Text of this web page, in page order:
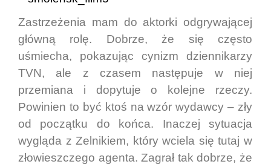
Zastrzeżenia mam do aktorki odgrywającej
główną rolę. Dobrze, że się często
uśmiecha, pokazując cynizm dziennikarzy
TVN, ale z czasem następuje w niej
przemiana i dopytuje o kolejne rzeczy.
Powinien to być ktoś na wzór wydawcy – zły
od początku do końca. Inaczej sytuacja
wygląda z Zelnikiem, który wciela się tutaj w
złowieszczego agenta. Zagrał tak dobrze, że